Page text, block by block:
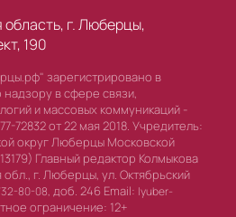
г. Люберцы,
190
зарегистрировано в
в сфере связи,
и массовых коммуникаций -
72832 от 22 мая 2018. Учредитель:
округ Люберцы Московской
Главный редактор Колмыкова
г. Люберцы, ул. Октябрьский
80-08, доб. 246 Email: lyuber-
ограничение: 12+